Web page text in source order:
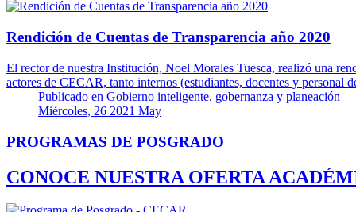
Rendición de Cuentas de Transparencia año 2020
El rector de nuestra Institución, Noel Morales Tuesca, realizó una
actores de CECAR, tanto internos (estudiantes, docentes y personal
Publicado en Gobierno inteligente, gobernanza y planeación
Miércoles, 26 2021 May
PROGRAMAS DE POSGRADO
CONOCE NUESTRA OFERTA